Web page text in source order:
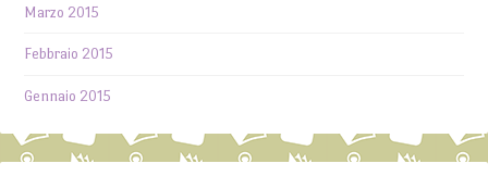
Marzo 2015
Febbraio 2015
Gennaio 2015